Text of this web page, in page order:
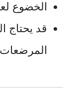
الخضوع
قد يحتاج
المرضعات